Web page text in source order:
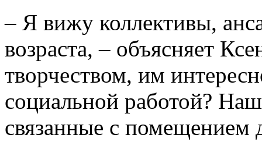
– Я вижу коллективы,
возраста, – объясняет
творчеством, им
социальной работой?
связанные с помещением